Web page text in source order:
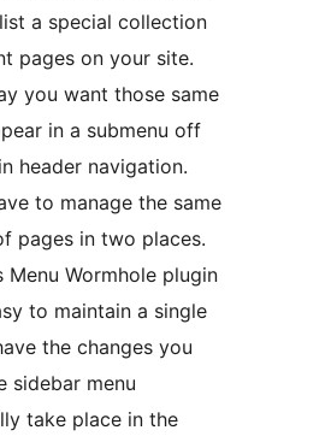
a special collection
pages on your site.
you want those same
in a submenu off
header navigation.
to manage the same
pages in two places.
Menu Wormhole plugin
to maintain a single
the changes you
sidebar menu
take place in the